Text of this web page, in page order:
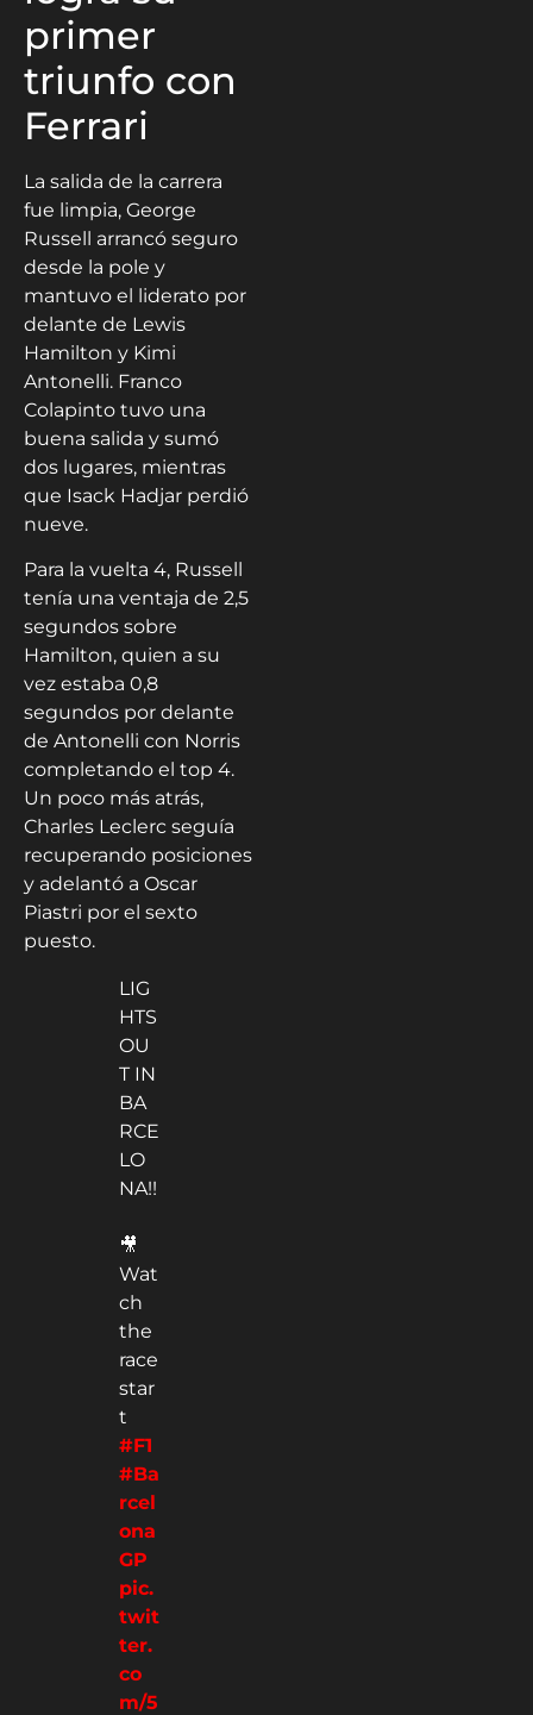
primer
triunfo con
Ferrari
La salida de la carrera
fue limpia, George
Russell arrancó seguro
desde la pole y
mantuvo el liderato por
delante de Lewis
Hamilton y Kimi
Antonelli. Franco
Colapinto tuvo una
buena salida y sumó
dos lugares, mientras
que Isack Hadjar perdió
nueve.
Para la vuelta 4, Russell
tenía una ventaja de 2,5
segundos sobre
Hamilton, quien a su
vez estaba 0,8
segundos por delante
de Antonelli con Norris
completando el top 4.
Un poco más atrás,
Charles Leclerc seguía
recuperando posiciones
y adelantó a Oscar
Piastri por el sexto
puesto.
LIG
HTS
OU
T IN
BA
RCE
LO
NA!!
🎥
Wat
ch
the
race
star
t
#F1
#Ba
rcel
ona
GP
pic.
twit
ter.
co
m/5